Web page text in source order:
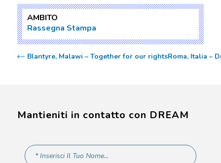
AMBITO
Rassegna Stampa
Blantyre, Malawi – Together for our rightsRoma, Italia –
Mantieniti in contatto con DREAM